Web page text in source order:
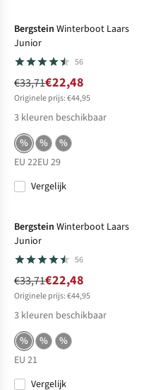
Bergstein Winterboot Laars
Junior
56
€33,71€22,48
Originele prijs: €44,95
3 kleuren beschikbaar
%
%
%
EU 22EU 29
Vergelijk
Bergstein Winterboot Laars
Junior
56
€33,71€22,48
Originele prijs: €44,95
3 kleuren beschikbaar
%
%
%
EU 21
Vergelijk